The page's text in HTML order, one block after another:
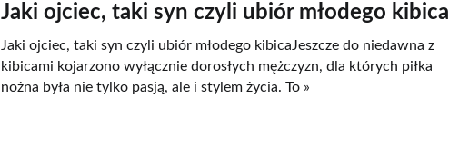
Jaki ojciec, taki syn czyli ubiór młodego kibica
Jaki ojciec, taki syn czyli ubiór młodego kibicaJeszcze do niedawna z
kibicami kojarzono wyłącznie dorosłych mężczyzn, dla których piłka
nożna była nie tylko pasją, ale i stylem życia. To »